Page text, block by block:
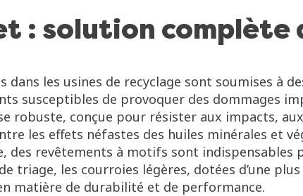
: solution
dans les usines de recyclage sont soumises à
susceptibles de provoquer des dommages
robuste, conçue pour résister aux impacts,
les effets néfastes des huiles minérales et
des revêtements à motifs sont
triage, les courroies légères, dotées d’une
matière de durabilité et de performance.